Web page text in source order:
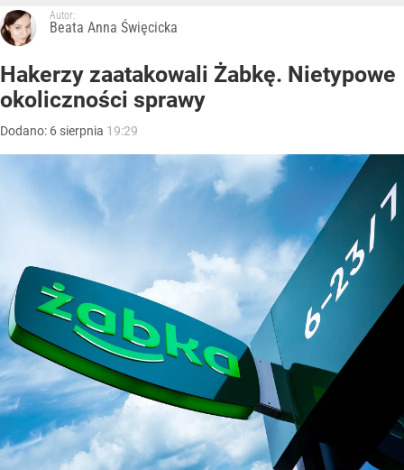
Autor:
Beata Anna Święcicka
Hakerzy zaatakowali Żabkę. Nietypowe
okoliczności sprawy
Dodano: 6 sierpnia 19:29